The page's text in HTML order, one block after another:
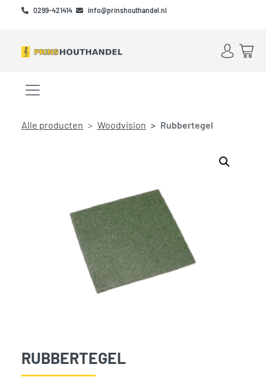
Skip to main content
Skip to footer
0299-421414 info@prinshouthandel.nl
Account
Menu openen/sluiten
Alle producten Woodvision Rubbertegel
RUBBERTEGEL